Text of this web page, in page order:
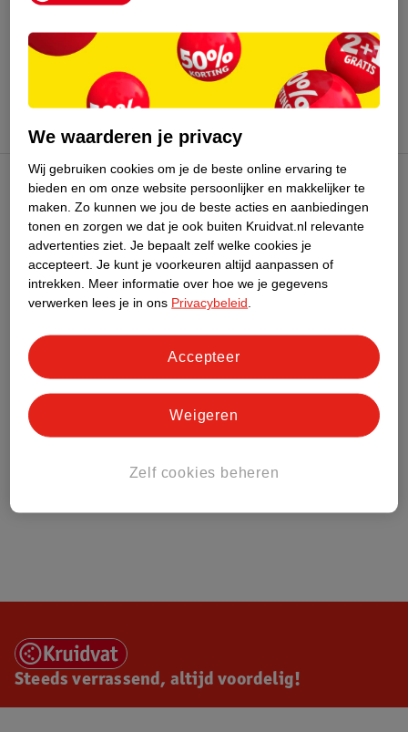
augustus 2026.
Kruidvat Club
Klantenservice
Over Kruidvat
Steeds verrassend, altijd voordelig!
We waarderen je privacy
Wij gebruiken cookies om je de beste online ervaring te
bieden en om onze website persoonlijker en makkelijker te
maken. Zo kunnen we jou de beste acties en aanbiedingen
tonen en zorgen we dat je ook buiten Kruidvat.nl relevante
advertenties ziet. Je bepaalt zelf welke cookies je
accepteert. Je kunt je voorkeuren altijd aanpassen of
intrekken.
Meer informatie over hoe we je gegevens
verwerken lees je in ons Privacybeleid
Zelf cookies beheren
Weigeren
Accepteer